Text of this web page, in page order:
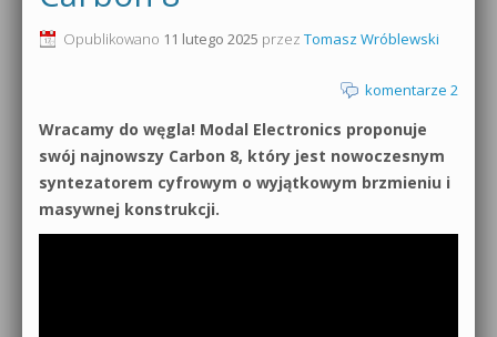
Produkcja muzyczna od podstaw
Sound Forge od podstaw
Dubstep z syntezatorem Massive
0dB.pl - informacje
Materiały dla mediów
Archiwum aktualności
Polityka prywatności
Opublikowano 11 lutego 2025 przez Tomasz Wróblewski
komentarze 2
Wracamy do węgla! Modal Electronics proponuje
swój najnowszy Carbon 8, który jest nowoczesnym
syntezatorem cyfrowym o wyjątkowym brzmieniu i
masywnej konstrukcji.